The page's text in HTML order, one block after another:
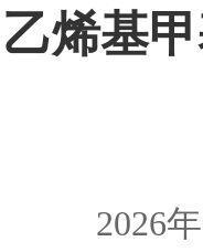
乙烯基
2026